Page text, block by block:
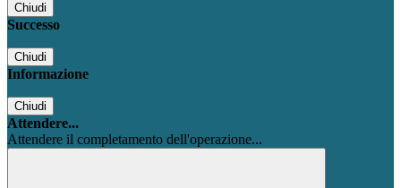
Chiudi
Successo
Chiudi
Informazione
Chiudi
Attendere...
Attendere il completamento dell'operazione...